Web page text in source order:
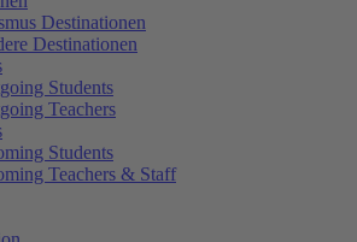
Destinationen
Destinationen
Students
Teachers
Students
Teachers & Staff